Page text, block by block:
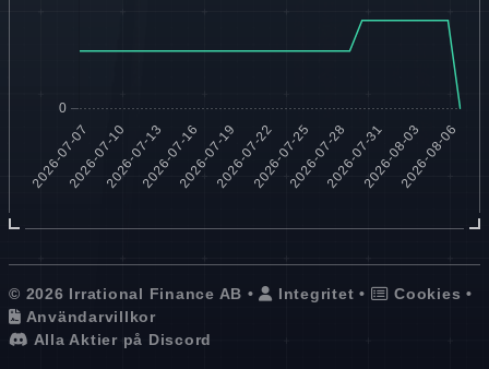
© 2026 Irrational Finance AB • Integritet • Cookies •
Användarvillkor
Alla Aktier på Discord